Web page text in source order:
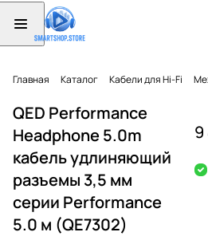
Главная Каталог Кабели для Hi-Fi
QED Performance
Headphone 5.0m
кабель удлиняющий
разъемы 3,5 мм
серии Performance
5.0 м (QE7302)